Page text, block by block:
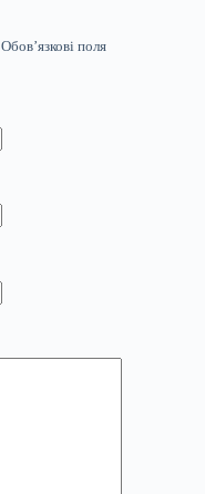
Обов’язкові поля